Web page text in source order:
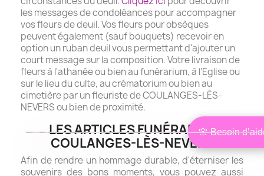
les messages de condoléances pour accompagner
vos fleurs de deuil. Vos fleurs pour obsèques
peuvent également (sauf bouquets) recevoir en
option un ruban deuil vous permettant d'ajouter un
court message sur la composition.Votre livraison de
fleurs à l'athanée ou bien au funérarium, à l'Eglise ou
sur le lieu du culte, au crématorium ou bien au
cimetière par un fleuriste de COULANGES-LÈS-
NEVERS ou bien de proximité.
LES ARTICLES FUNÉRAIRES
COULANGES-LÈS-NEVERS
Afin de rendre un hommage durable, d'éterniser les
souvenirs des bons moments, vous pouvez aussi
🌸 Besoin
×
Bonjour,
je suis Isabelle
Conseillère
Je peux vous aider à choisir les
fleurs les plus adaptées à votre